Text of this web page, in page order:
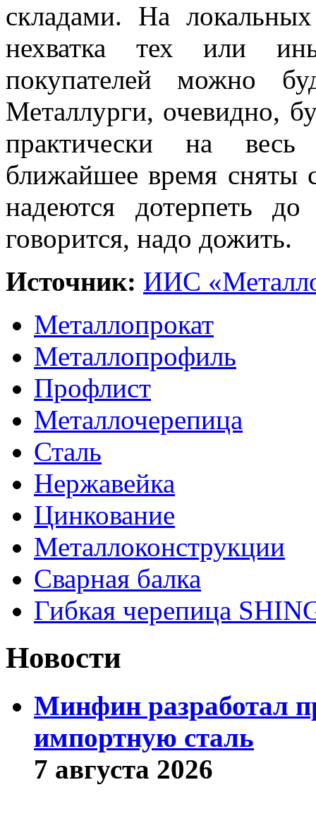
складами. На
нехватка тех или
покупателей можно
Металлурги, очевидно,
практически на
ближайшее время сняты
надеются дотерпеть
говорится, надо дожить.
Источник: ИИС
Металлопрокат
Металлопрофиль
Профлист
Металлочерепица
Сталь
Нержавейка
Цинкование
Металлоконструкции
Сварная балка
Гибкая черепица
Новости
Минфин разработал
импортную сталь
7 августа 2026